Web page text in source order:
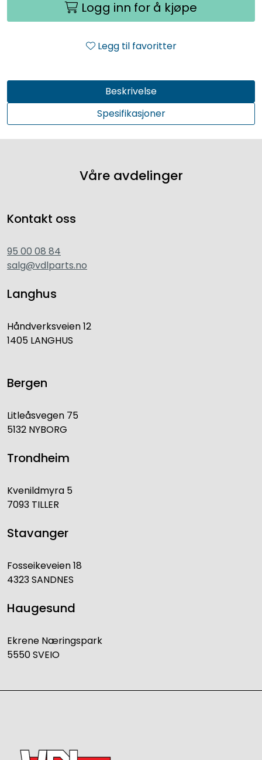
Logg inn for å kjøpe
Legg til favoritter
Beskrivelse
Spesifikasjoner
Våre avdelinger
Kontakt oss
95 00 08 84
salg@vdlparts.no
Langhus
Håndverksveien 12
1405 LANGHUS
Bergen
Litleåsvegen 75
5132 NYBORG
Trondheim
Kvenildmyra 5
7093 TILLER
Stavanger
Fosseikeveien 18
4323 SANDNES
Haugesund
Ekrene Næringspark
5550 SVEIO